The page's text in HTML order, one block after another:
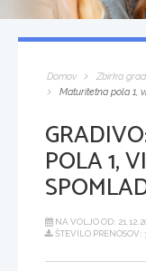
Domov Zbirka
Maturitetna pola 1,
POLA 1,
NA VOLJO OD:
ŠTEVILO PRENOSOV: